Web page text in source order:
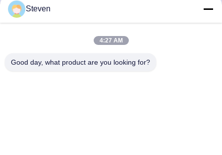
ईमेल
हमारा समाचार पत्र
Steven
4:27 AM
Good day, what product are you looking for?